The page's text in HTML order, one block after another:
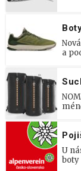
a
U
boty